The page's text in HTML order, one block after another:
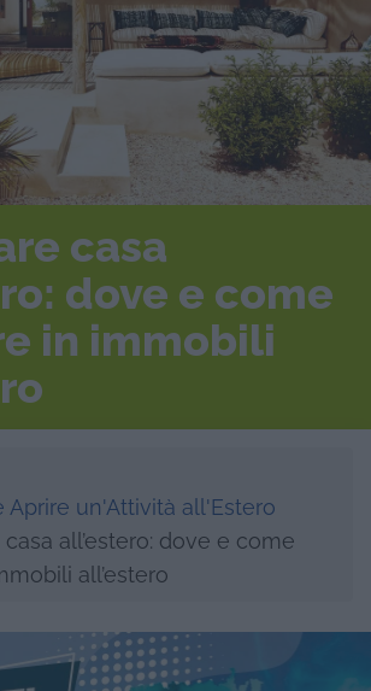
casa
dove e come
in immobili
Aprire un'Attività all'Estero
all’estero: dove e come
all’estero